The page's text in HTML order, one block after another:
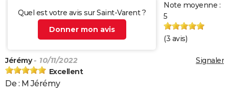
Quel est votre avis sur Saint-Varent ?
Donner mon avis
Note moyenne :
5
(3 avis)
Signaler
Jérémy- 10/11/2022
Excellent
De : M Jérémy